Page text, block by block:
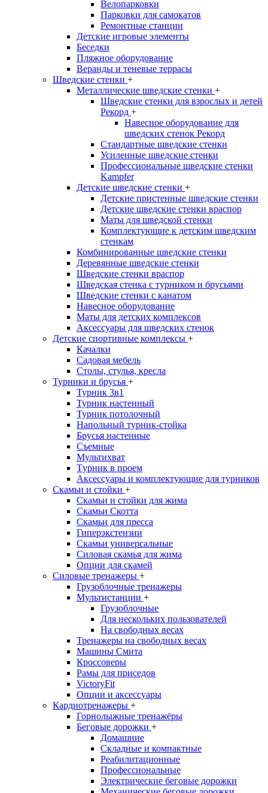
Велопарковки
Парковки для самокатов
Ремонтные станции
Детские игровые элементы
Беседки
Пляжное оборудование
Веранды и теневые террасы
Шведские стенки +
Металлические шведские стенки +
Шведские стенки для взрослых и детей
Рекорд +
Навесное оборудование для
шведских стенок Рекорд
Стандартные шведские стенки
Усиленные шведские стенки
Профессиональные шведские стенки
Kampfer
Детские шведские стенки +
Детские пристенные шведские стенки
Детские шведские стенки враспор
Маты для шведской стенки
Комплектующие к детским шведским
стенкам
Комбинированные шведские стенки
Деревянные шведские стенки
Шведские стенки враспор
Шведская стенка с турником и брусьями
Шведские стенки с канатом
Навесное оборудование
Маты для детских комплексов
Аксессуары для шведских стенок
Детские спортивные комплексы +
Качалки
Садовая мебель
Столы, стулья, кресла
Турники и брусья +
Турник 3в1
Турник настенный
Турник потолочный
Напольный турник-стойка
Брусья настенные
Съемные
Мультихват
Tурник в проем
Аксессуары и комплектующие для турников
Скамьи и стойки +
Скамьи и стойки для жима
Скамьи Скотта
Скамьи для пресса
Гиперэкстензии
Скамьи универсальные
Силовая скамья для жима
Опции для скамей
Силовые тренажеры +
Грузоблочные тренажеры
Мультистанции +
Грузоблочные
Для нескольких пользователей
На свободных весах
Тренажеры на свободных весах
Машины Смита
Кроссоверы
Рамы для приседов
VictoryFit
Опции и аксессуары
Кардиотренажеры +
Горнолыжные тренажёры
Беговые дорожки +
Домашние
Складные и компактные
Реабилитационные
Профессиональные
Электрические беговые дорожки